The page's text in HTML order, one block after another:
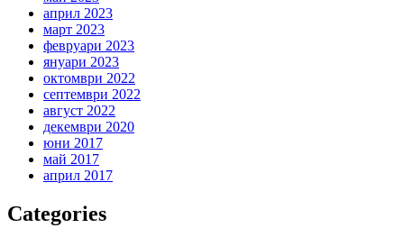
април 2023
март 2023
февруари 2023
януари 2023
октомври 2022
септември 2022
август 2022
декември 2020
юни 2017
май 2017
април 2017
Categories